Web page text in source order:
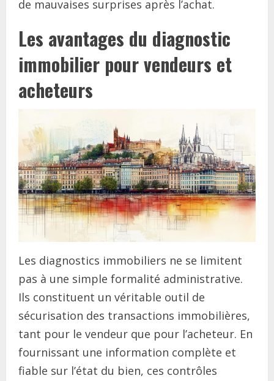
de mauvaises surprises après l’achat.
Les avantages du diagnostic
immobilier pour vendeurs et
acheteurs
Les diagnostics immobiliers ne se limitent
pas à une simple formalité administrative.
Ils constituent un véritable outil de
sécurisation des transactions immobilières,
tant pour le vendeur que pour l’acheteur. En
fournissant une information complète et
fiable sur l’état du bien, ces contrôles